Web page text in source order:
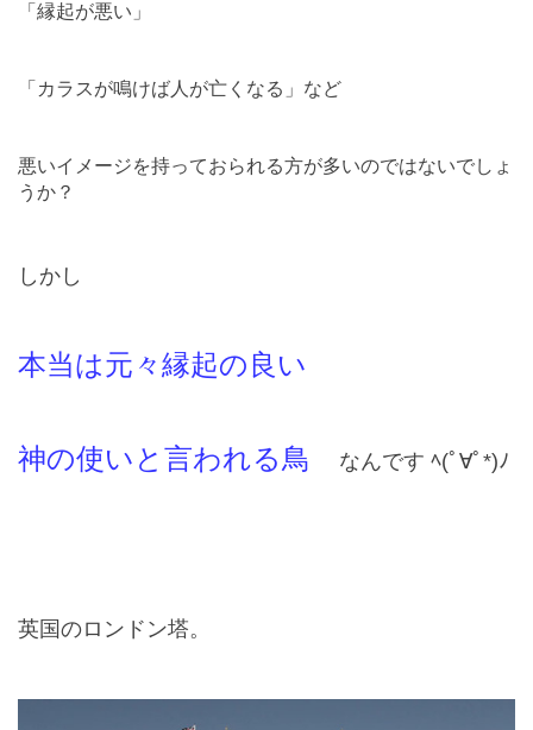
「縁起が悪い」
「カラスが鳴けば人が亡くなる」など
悪いイメージを持っておられる方が多いのではないでしょ
うか？
しかし
本当は元々縁起の良い
神の使いと言われる鳥 なんです ﾍ(ﾟ∀ﾟ*)ﾉ
英国のロンドン塔。